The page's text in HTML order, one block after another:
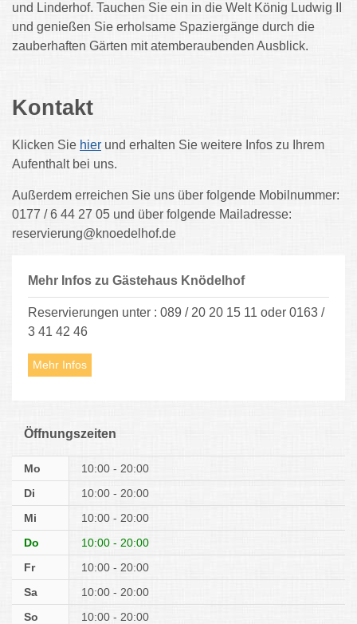
und Linderhof. Tauchen Sie ein in die Welt König Ludwig II
und genießen Sie erholsame Spaziergänge durch die
zauberhaften Gärten mit atemberaubenden Ausblick.
Kontakt
Klicken Sie hier und erhalten Sie weitere Infos zu Ihrem
Aufenthalt bei uns.
Außerdem erreichen Sie uns über folgende Mobilnummer:
0177 / 6 44 27 05 und über folgende Mailadresse:
reservierung@knoedelhof.de
Mehr Infos zu Gästehaus Knödelhof
Reservierungen unter : 089 / 20 20 15 11 oder 0163 /
3 41 42 46
Mehr Infos
Öffnungszeiten
Mo
10:00 - 20:00
Di
10:00 - 20:00
Mi
10:00 - 20:00
Do
10:00 - 20:00
Fr
10:00 - 20:00
Sa
10:00 - 20:00
So
10:00 - 20:00